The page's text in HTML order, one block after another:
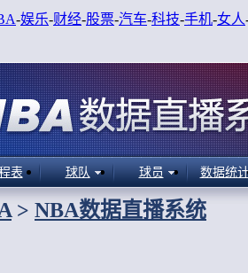
-娱乐-财经-股票-汽车-科技-手机-女人
表 球队 球员 数据统
> NBA数据直播系统